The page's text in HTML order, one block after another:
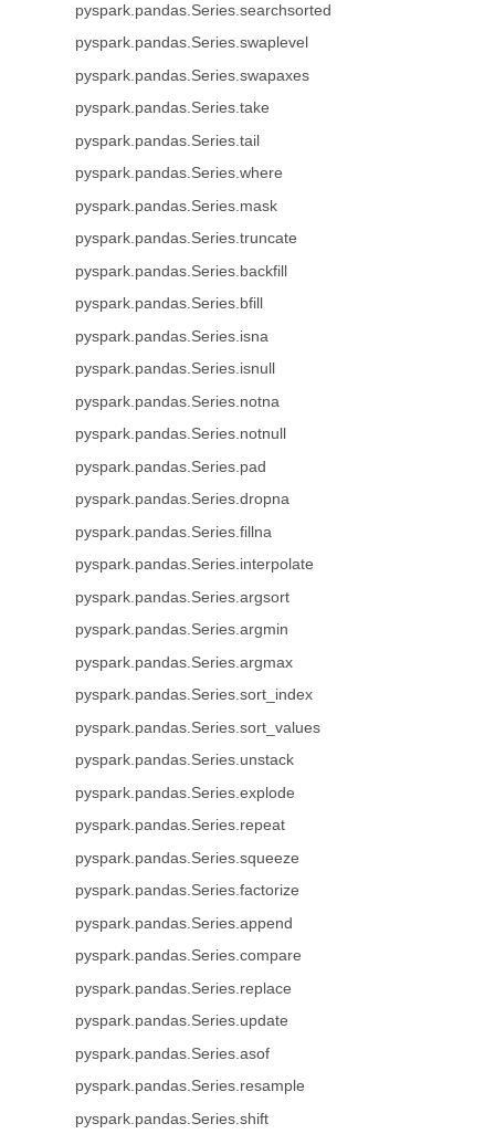
pyspark.pandas.Series.searchsorted
pyspark.pandas.Series.swaplevel
pyspark.pandas.Series.swapaxes
pyspark.pandas.Series.take
pyspark.pandas.Series.tail
pyspark.pandas.Series.where
pyspark.pandas.Series.mask
pyspark.pandas.Series.truncate
pyspark.pandas.Series.backfill
pyspark.pandas.Series.bfill
pyspark.pandas.Series.isna
pyspark.pandas.Series.isnull
pyspark.pandas.Series.notna
pyspark.pandas.Series.notnull
pyspark.pandas.Series.pad
pyspark.pandas.Series.dropna
pyspark.pandas.Series.fillna
pyspark.pandas.Series.interpolate
pyspark.pandas.Series.argsort
pyspark.pandas.Series.argmin
pyspark.pandas.Series.argmax
pyspark.pandas.Series.sort_index
pyspark.pandas.Series.sort_values
pyspark.pandas.Series.unstack
pyspark.pandas.Series.explode
pyspark.pandas.Series.repeat
pyspark.pandas.Series.squeeze
pyspark.pandas.Series.factorize
pyspark.pandas.Series.append
pyspark.pandas.Series.compare
pyspark.pandas.Series.replace
pyspark.pandas.Series.update
pyspark.pandas.Series.asof
pyspark.pandas.Series.resample
pyspark.pandas.Series.shift